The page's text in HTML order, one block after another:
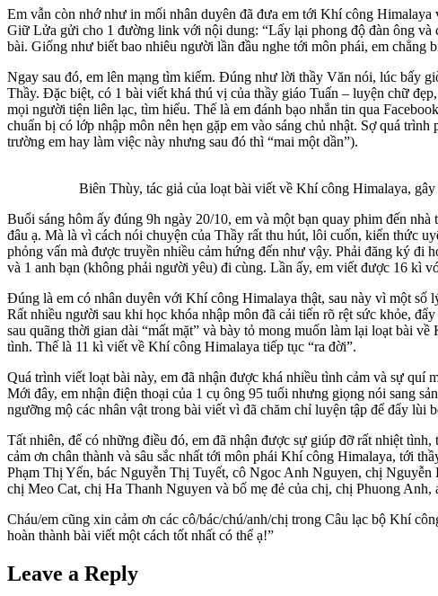
Em vẫn còn nhớ như in mối nhân duyên đã đưa em tới Khí công
Giữ Lửa gửi cho 1 đường link với nội dung: “Lấy lại phong độ đàn ông và
bài. Giống như biết bao nhiêu người lần đầu nghe tới môn phái, em
Ngay sau đó, em lên mạng tìm kiếm. Đúng như lời thầy Văn nói, lúc bấy
Thầy. Đặc biệt, có 1 bài viết khá thú vị của thầy giáo Tuấn – luyện chữ
mọi người tiện liên lạc, tìm hiểu. Thế là em đánh bạo nhắn tin qua
chuẩn bị có lớp nhập môn nên hẹn gặp em vào sáng chủ nhật. Sợ quá
trường em hay làm việc này nhưng sau đó thì “mai một dần”).
Biên Thùy, tác giả của loạt bài viết về Khí công Himalaya,
Buổi sáng hôm ấy đúng 9h ngày 20/10, em và một bạn quay phim đến
đâu ạ. Mà là vì cách nói chuyện của Thầy rất thu hút, lôi cuốn, kiến thức
phỏng vấn mà được truyền nhiều cảm hứng đến như vậy. Phải đăng ký
và 1 anh bạn (không phải người yêu) đi cùng. Lần ấy, em viết được 16 kì
Đúng là em có nhân duyên với Khí công Himalaya thật, sau này vì một số
Rất nhiều người sau khi học khóa nhập môn đã cải tiến rõ rệt sức khỏe,
sau quãng thời gian dài “mất mặt” và bày tỏ mong muốn làm lại loạt bài
tình. Thế là 11 kì viết về Khí công Himalaya tiếp tục “ra đời”.
Quá trình viết loạt bài này, em đã nhận được khá nhiều tình cảm và sự
Mới đây, em nhận điện thoại của 1 cụ ông 95 tuổi nhưng giọng nói sang
ngưỡng mộ các nhân vật trong bài viết vì đã chăm chỉ luyện tập để đẩy lùi
Tất nhiên, để có những điều đó, em đã nhận được sự giúp đỡ rất nhiệt
cảm ơn chân thành và sâu sắc nhất tới môn phái Khí công Himalaya, tới
Phạm Thị Yến, bác Nguyễn Thị Tuyết, cô Ngoc Anh Nguyen, chị
chị Meo Cat, chị Ha Thanh Nguyen và bố mẹ đẻ của chị, chị Phuong
Cháu/em cũng xin cảm ơn các cô/bác/chú/anh/chị trong Câu lạc bộ Khí
hoàn thành bài viết một cách tốt nhất có thể ạ!”
Leave a Reply